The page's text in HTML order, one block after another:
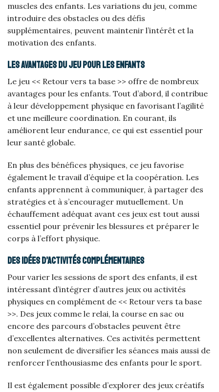
muscles des enfants. Les variations du jeu, comme
introduire des obstacles ou des défis
supplémentaires, peuvent maintenir l’intérêt et la
motivation des enfants.
Les avantages du jeu pour les enfants
Le jeu << Retour vers ta base >> offre de nombreux
avantages pour les enfants. Tout d’abord, il contribue
à leur développement physique en favorisant l’agilité
et une meilleure coordination. En courant, ils
améliorent leur endurance, ce qui est essentiel pour
leur santé globale.
En plus des bénéfices physiques, ce jeu favorise
également le travail d’équipe et la coopération. Les
enfants apprennent à communiquer, à partager des
stratégies et à s’encourager mutuellement. Un
échauffement adéquat avant ces jeux est tout aussi
essentiel pour prévenir les blessures et préparer le
corps à l’effort physique.
Des idées d’activités complémentaires
Pour varier les sessions de sport des enfants, il est
intéressant d’intégrer d’autres jeux ou activités
physiques en complément de << Retour vers ta base
>>. Des jeux comme le relai, la course en sac ou
encore des parcours d’obstacles peuvent être
d’excellentes alternatives. Ces activités permettent
non seulement de diversifier les séances mais aussi de
renforcer l’enthousiasme des enfants pour le sport.
Il est également possible d’explorer des jeux créatifs